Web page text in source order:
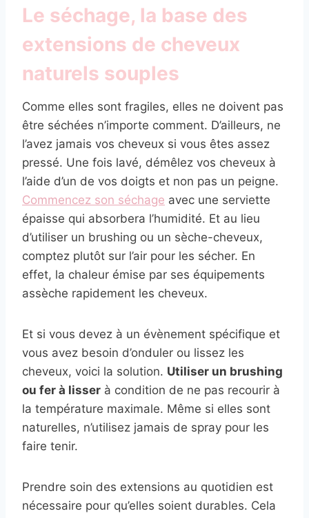
Le séchage, la base des
extensions de cheveux
naturels souples
Comme elles sont fragiles, elles ne doivent pas
être séchées n’importe comment. D’ailleurs, ne
l’avez jamais vos cheveux si vous êtes assez
pressé. Une fois lavé, démêlez vos cheveux à
l’aide d’un de vos doigts et non pas un peigne.
Commencez son séchage avec une serviette
épaisse qui absorbera l’humidité. Et au lieu
d’utiliser un brushing ou un sèche-cheveux,
comptez plutôt sur l’air pour les sécher. En
effet, la chaleur émise par ses équipements
assèche rapidement les cheveux.
Et si vous devez à un évènement spécifique et
vous avez besoin d’onduler ou lissez les
cheveux, voici la solution. Utiliser un brushing
ou fer à lisser à condition de ne pas recourir à
la température maximale. Même si elles sont
naturelles, n’utilisez jamais de spray pour les
faire tenir.
Prendre soin des extensions au quotidien est
nécessaire pour qu’elles soient durables. Cela